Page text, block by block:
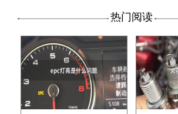
热门阅读